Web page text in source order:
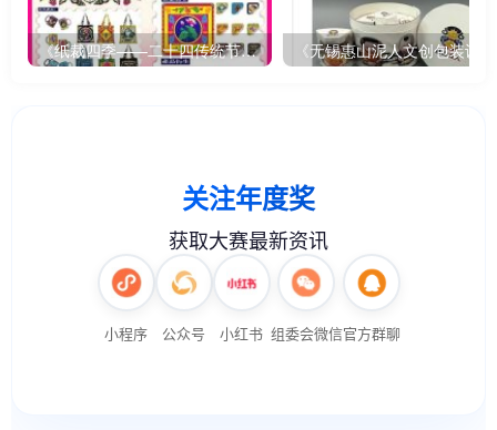
《纸裁四季——二十四传统节气文创设计》 《无锡惠山泥人文创包装设